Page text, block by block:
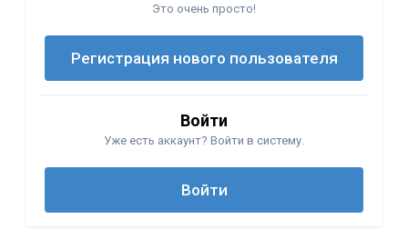
Это очень просто!
Регистрация нового пользователя
Войти
Уже есть аккаунт? Войти в систему.
Войти